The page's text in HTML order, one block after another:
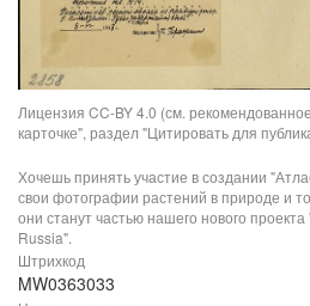
Лицензия CC-BY 4.0 (см.
карточке", раздел "Цитировать для
Хочешь принять участие в создании
свои фотографии растений в природе и
они станут частью нашего нового
Russia".
Штрихкод
MW0363033